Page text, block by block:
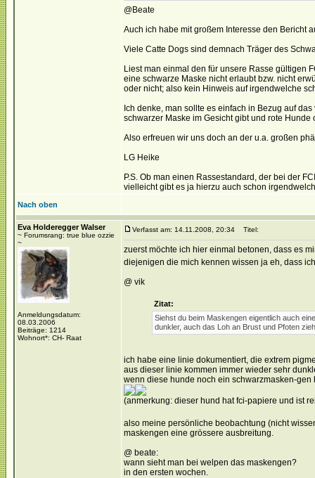
@Beate
Auch ich habe mit großem Interesse den Bericht
Viele Catte Dogs sind demnach Träger des
Liest man einmal den für unsere Rasse gültigen
eine schwarze Maske nicht erlaubt bzw. nicht
oder nicht; also kein Hinweis auf irgendwelche
Ich denke, man sollte es einfach in Bezug auf
schwarzer Maske im Gesicht gibt und rote
Also erfreuen wir uns doch an der u.a. großen
LG Heike
P.S. Ob man einen Rassestandard, der bei der
vielleicht gibt es ja hierzu auch schon
Nach oben
Eva Holderegger Walser
~ Forumsrang: true blue ozzie
~
Anmeldungsdatum:
08.03.2006
Beiträge: 1214
Wohnort*: CH- Raat
Verfasst am: 14.11.2008, 20:34 Titel:
zuerst möchte ich hier einmal betonen, dass es
diejenigen die mich kennen wissen ja eh, dass
@ vik
Zitat:
Siehst du beim Maskengen eigentlich auch
dunkler, auch das Loh an Brust und Pfoten
ich habe eine linie dokumentiert, die extrem
aus dieser linie kommen immer wieder sehr
wenn diese hunde noch ein schwarzmasken-
(anmerkung: dieser hund hat fci-papiere und ist
also meine persönliche beobachtung (nicht
maskengen eine grössere ausbreitung.
@ beate:
wann sieht man bei welpen das maskengen?
in den ersten wochen.